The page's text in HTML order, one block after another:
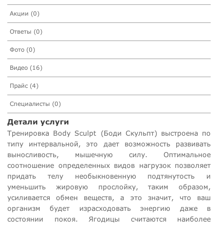
Акции (0)
Ответы (0)
Фото (0)
Видео (16)
Прайс (4)
Специалисты (0)
Детали услуги
Тренировка Body Sculpt (Боди Скульпт) выстроена по
типу интервальной, это дает возможность развивать
выносливость, мышечную силу. Оптимальное
соотношение определенных видов нагрузок позволяет
придать телу необыкновенную подтянутость и
уменьшить жировую прослойку, таким образом,
усиливается обмен веществ, а это значит, что ваш
организм будет израсходовать энергию даже в
состоянии покоя. Ягодицы считаются наиболее